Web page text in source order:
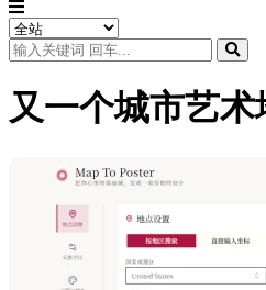
又一个城市艺